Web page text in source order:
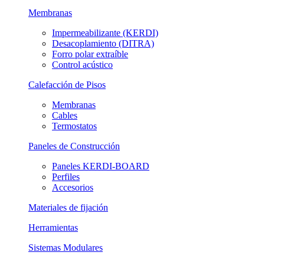
Membranas
Impermeabilizante (KERDI)
Desacoplamiento (DITRA)
Forro polar extraíble
Control acústico
Calefacción de Pisos
Membranas
Cables
Termostatos
Paneles de Construcción
Paneles KERDI-BOARD
Perfiles
Accesorios
Materiales de fijación
Herramientas
Sistemas Modulares